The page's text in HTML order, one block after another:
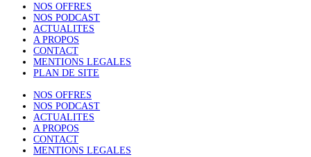
NOS OFFRES
NOS PODCAST
ACTUALITES
A PROPOS
CONTACT
MENTIONS LEGALES
PLAN DE SITE
NOS OFFRES
NOS PODCAST
ACTUALITES
A PROPOS
CONTACT
MENTIONS LEGALES